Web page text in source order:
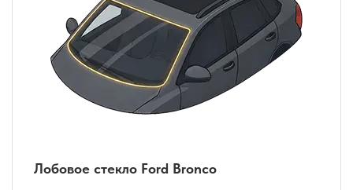
Лобовое стекло Ford Bronco